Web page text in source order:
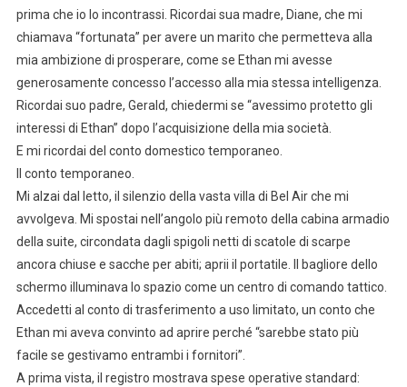
prima che io lo incontrassi. Ricordai sua madre, Diane, che mi
chiamava “fortunata” per avere un marito che permetteva alla
mia ambizione di prosperare, come se Ethan mi avesse
generosamente concesso l’accesso alla mia stessa intelligenza.
Ricordai suo padre, Gerald, chiedermi se “avessimo protetto gli
interessi di Ethan” dopo l’acquisizione della mia società.
E mi ricordai del conto domestico temporaneo.
Il conto temporaneo.
Mi alzai dal letto, il silenzio della vasta villa di Bel Air che mi
avvolgeva. Mi spostai nell’angolo più remoto della cabina armadio
della suite, circondata dagli spigoli netti di scatole di scarpe
ancora chiuse e sacche per abiti; aprii il portatile. Il bagliore dello
schermo illuminava lo spazio come un centro di comando tattico.
Accedetti al conto di trasferimento a uso limitato, un conto che
Ethan mi aveva convinto ad aprire perché “sarebbe stato più
facile se gestivamo entrambi i fornitori”.
A prima vista, il registro mostrava spese operative standard: